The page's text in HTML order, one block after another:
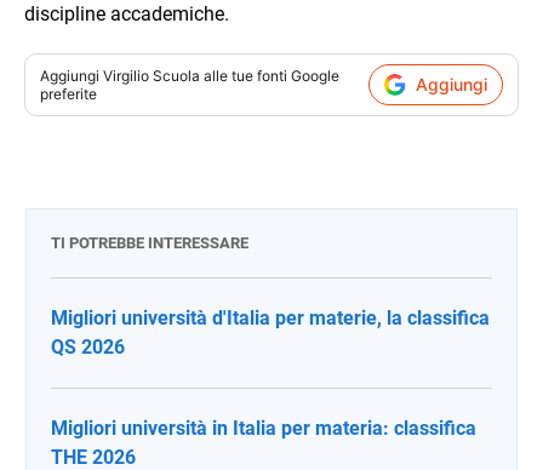
discipline accademiche.
Aggiungi Virgilio Scuola alle tue fonti Google
preferite
Aggiungi
TI POTREBBE INTERESSARE
Migliori università d'Italia per materie, la classifica
QS 2026
Migliori università in Italia per materia: classifica
THE 2026